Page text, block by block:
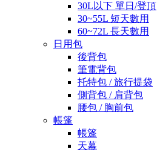
30L以下 單日/登頂
30~55L 短天數用
60~72L 長天數用
日用包
後背包
筆電背包
托特包 / 旅行提袋
側背包 / 肩背包
腰包 / 胸前包
帳篷
帳篷
天幕